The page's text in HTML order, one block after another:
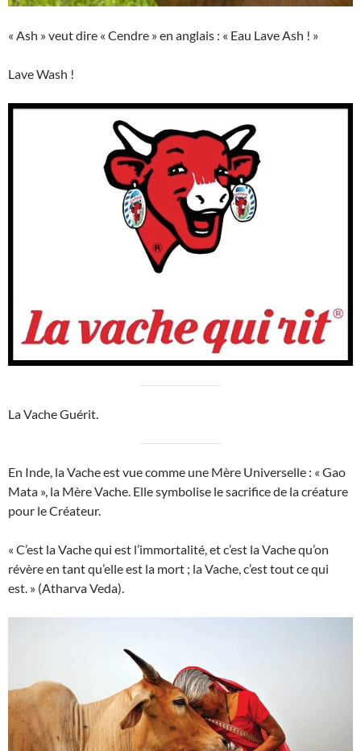
« Ash » veut dire « Cendre » en anglais : « Eau Lave Ash ! »
Lave Wash !
La Vache Guérit.
En Inde, la Vache est vue comme une Mère Universelle : « Gao
Mata », la Mère Vache. Elle symbolise le sacrifice de la créature
pour le Créateur.
« C’est la Vache qui est l’immortalité, et c’est la Vache qu’on
révère en tant qu’elle est la mort ; la Vache, c’est tout ce qui
est. » (Atharva Veda).